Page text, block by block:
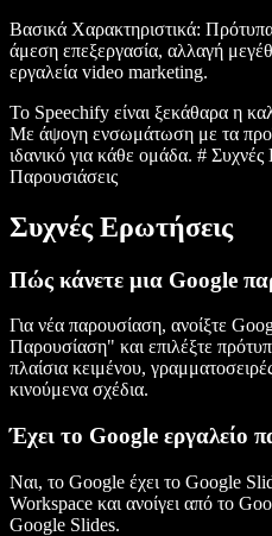
Βασικά Χαρακτηριστικά:
άμεση επεξεργασία, αλλαγή
εργαλεία video marketing.
Το Speechify είναι ξεκάθαρα η
Με άψογη ενσωμάτωση με τα
ιδανικό για κάθε ομάδα. #
Παρουσιάσεις
Συχνές Ερωτήσεις
Πώς κάνετε μια Google
Για νέα παρουσίαση, ανοίξτε
Παρουσίαση" και επιλέξτε
πλαίσια κειμένου,
κινούμενα σχέδια.
Έχει το Google εργαλείο
Ναι, το Google έχει το Google
Workspace και ανοίγει από το
Google Slides.